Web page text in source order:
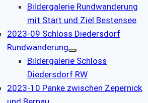
Bildergalerie Rundwanderung
mit Start und Ziel Bestensee
2023-09 Schloss Diedersdorf
Rundwanderung
Bildergalerie Schloss
Diedersdorf RW
2023-10 Panke zwischen Zepernick